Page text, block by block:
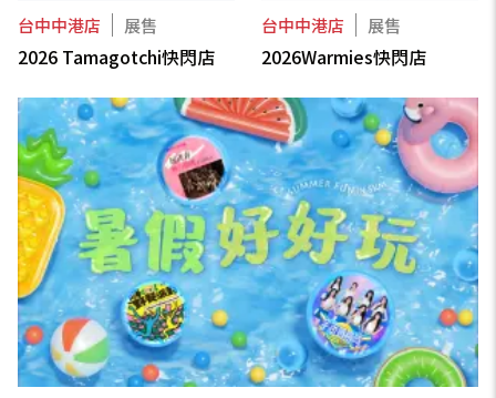
台中中港店 展售
2026 Tamagotchi快閃店
台中中港店 展售
2026Warmies快閃店